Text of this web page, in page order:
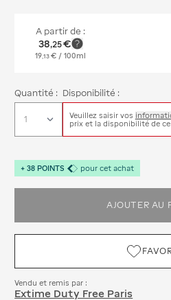
A partir de :
38,25€
19 13 € / 100ml
Quantité : Disponibilité :
Veuillez saisir vos
prix et la disponibilité de
+ 38 POINTS pour cet achat
AJOUTER AU
Vendu et remis par :
Extime Duty Free Paris